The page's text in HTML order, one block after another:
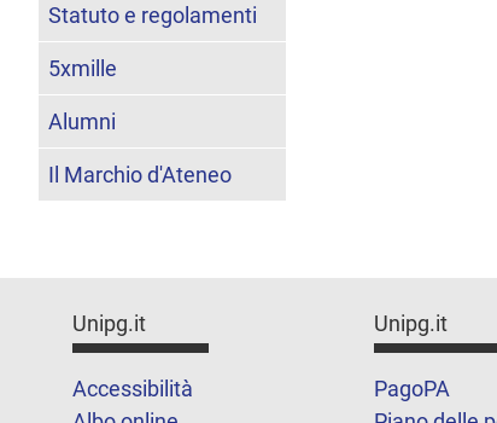
Statuto e regolamenti
5xmille
Alumni
Il Marchio d'Ateneo
Unipg.it
Accessibilità
Unipg.it
PagoPA